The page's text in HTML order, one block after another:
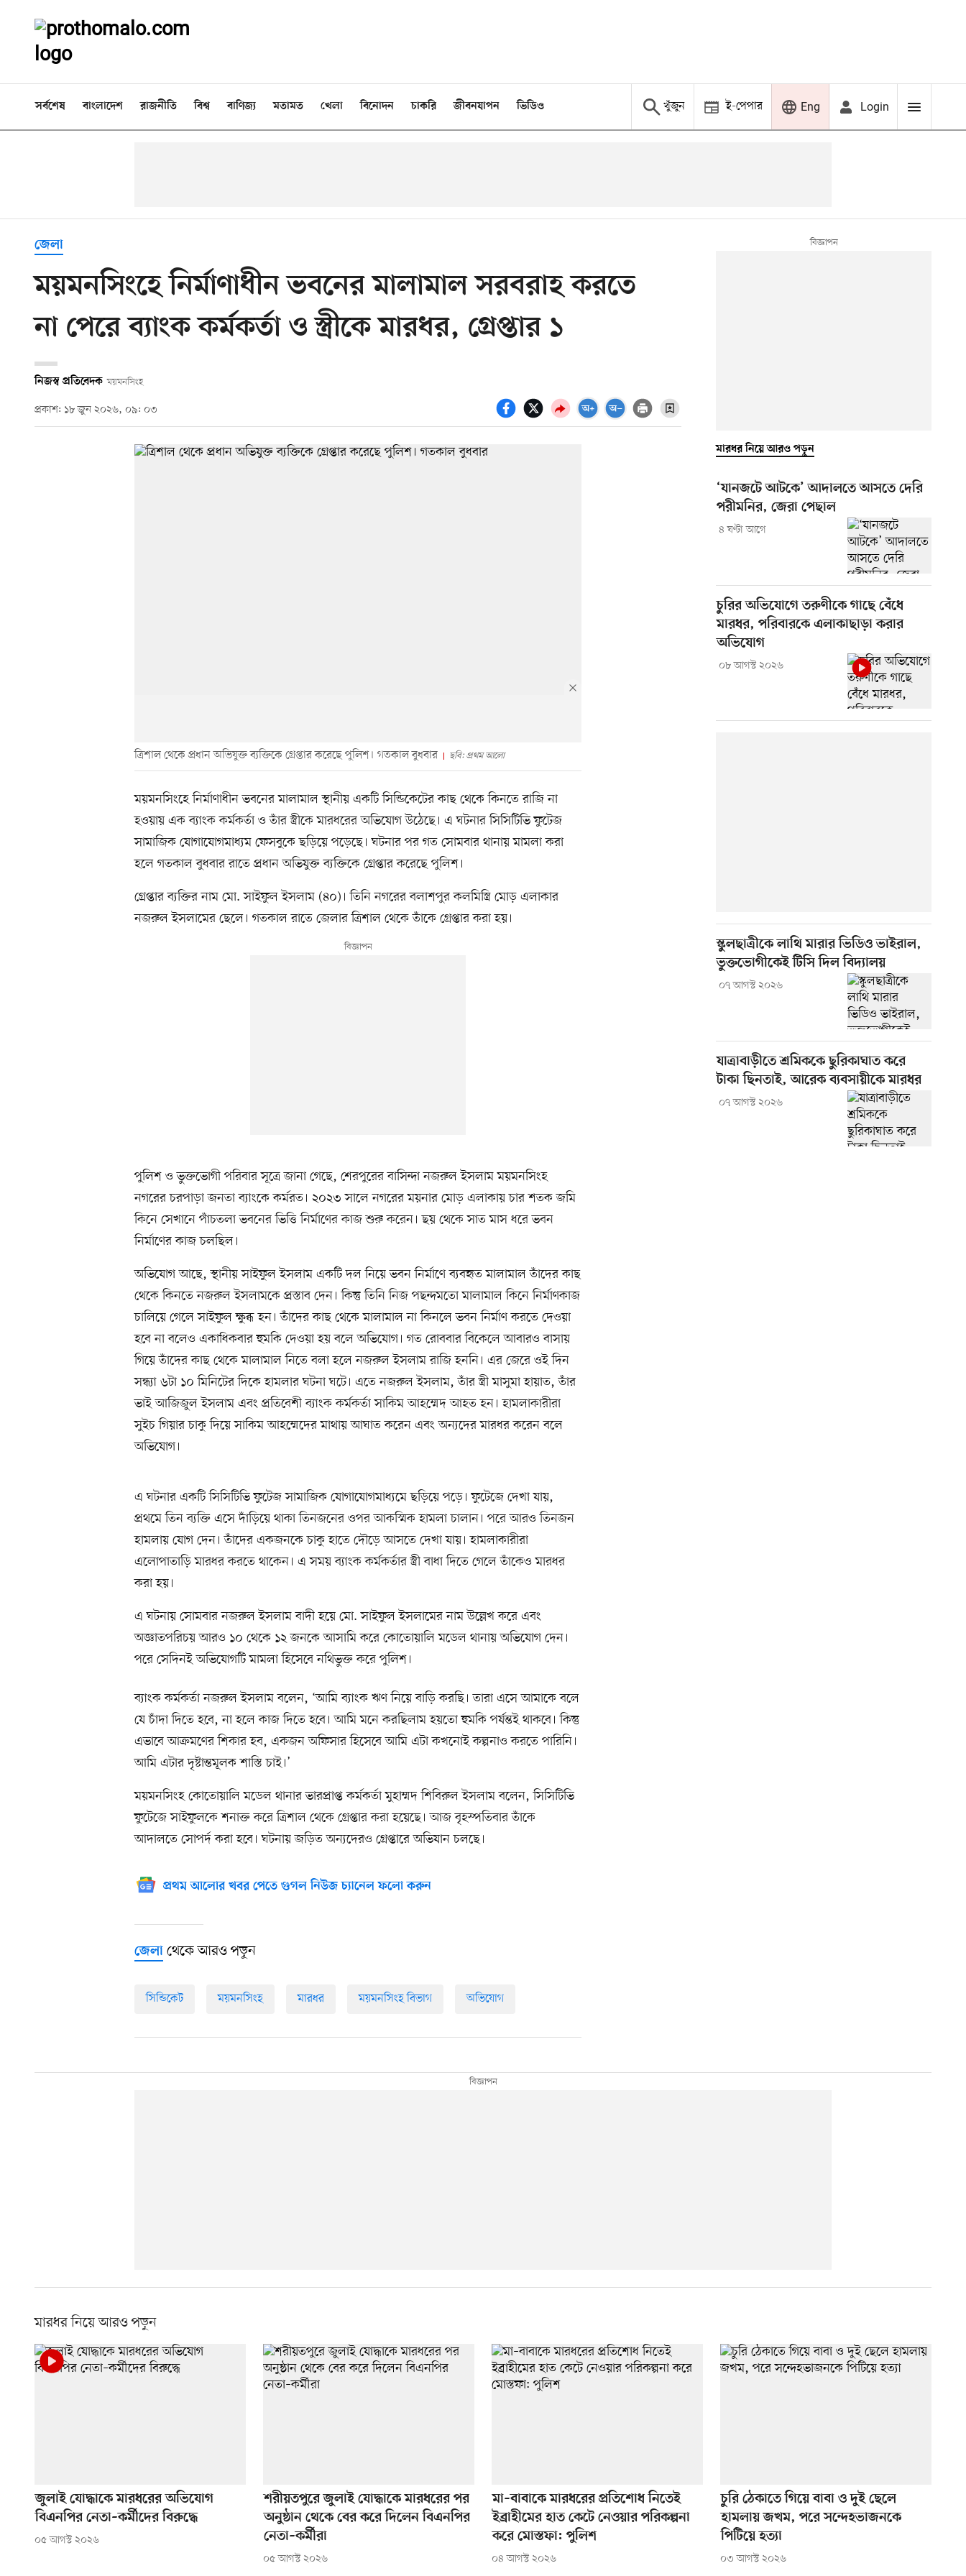
সর্বশেষ বাংলাদেশ রাজনীতি বিশ্ব বাণিজ্য মতামত খেলা বিনোদন চাকরি জীবনযাপন ভিডিও খুঁজুন ই-পেপার Eng Login
জেলা
ময়মনসিংহে নির্মাণাধীন ভবনের মালামাল সরবরাহ করতে
না পেরে ব্যাংক কর্মকর্তা ও স্ত্রীকে মারধর, গ্রেপ্তার ১
নিজস্ব প্রতিবেদক ময়মনসিংহ
প্রকাশ: ১৮ জুন ২০২৬, ০৯: ০৩
ত্রিশাল থেকে প্রধান অভিযুক্ত ব্যক্তিকে গ্রেপ্তার করেছে পুলিশ। গতকাল বুধবার ছবি: প্রথম আলো
ময়মনসিংহে নির্মাণাধীন ভবনের মালামাল স্থানীয় একটি সিন্ডিকেটের কাছ থেকে কিনতে রাজি না
হওয়ায় এক ব্যাংক কর্মকর্তা ও তাঁর স্ত্রীকে মারধরের অভিযোগ উঠেছে। এ ঘটনার সিসিটিভি ফুটেজ
সামাজিক যোগাযোগমাধ্যম ফেসবুকে ছড়িয়ে পড়েছে। ঘটনার পর গত সোমবার থানায় মামলা করা
হলে গতকাল বুধবার রাতে প্রধান অভিযুক্ত ব্যক্তিকে গ্রেপ্তার করেছে পুলিশ।
গ্রেপ্তার ব্যক্তির নাম মো. সাইফুল ইসলাম (৪০)। তিনি নগরের বলাশপুর কলমিস্ত্রি মোড় এলাকার
নজরুল ইসলামের ছেলে। গতকাল রাতে জেলার ত্রিশাল থেকে তাঁকে গ্রেপ্তার করা হয়।
পুলিশ ও ভুক্তভোগী পরিবার সূত্রে জানা গেছে, শেরপুরের বাসিন্দা নজরুল ইসলাম ময়মনসিংহ
নগরের চরপাড়া জনতা ব্যাংকে কর্মরত। ২০২৩ সালে নগরের ময়নার মোড় এলাকায় চার শতক জমি
কিনে সেখানে পাঁচতলা ভবনের ভিত্তি নির্মাণের কাজ শুরু করেন। ছয় থেকে সাত মাস ধরে ভবন
নির্মাণের কাজ চলছিল।
অভিযোগ আছে, স্থানীয় সাইফুল ইসলাম একটি দল নিয়ে ভবন নির্মাণে ব্যবহৃত মালামাল তাঁদের কাছ
থেকে কিনতে নজরুল ইসলামকে প্রস্তাব দেন। কিন্তু তিনি নিজ পছন্দমতো মালামাল কিনে নির্মাণকাজ
চালিয়ে গেলে সাইফুল ক্ষুব্ধ হন। তাঁদের কাছ থেকে মালামাল না কিনলে ভবন নির্মাণ করতে দেওয়া
হবে না বলেও একাধিকবার হুমকি দেওয়া হয় বলে অভিযোগ। গত রোববার বিকেলে আবারও বাসায়
গিয়ে তাঁদের কাছ থেকে মালামাল নিতে বলা হলে নজরুল ইসলাম রাজি হননি। এর জেরে ওই দিন
সন্ধ্যা ৬টা ১০ মিনিটের দিকে হামলার ঘটনা ঘটে। এতে নজরুল ইসলাম, তাঁর স্ত্রী মাসুমা হায়াত, তাঁর
ভাই আজিজুল ইসলাম এবং প্রতিবেশী ব্যাংক কর্মকর্তা সাকিম আহম্মেদ আহত হন। হামলাকারীরা
সুইচ গিয়ার চাকু দিয়ে সাকিম আহম্মেদের মাথায় আঘাত করেন এবং অন্যদের মারধর করেন বলে
অভিযোগ।
এ ঘটনার একটি সিসিটিভি ফুটেজ সামাজিক যোগাযোগমাধ্যমে ছড়িয়ে পড়ে। ফুটেজে দেখা যায়,
প্রথমে তিন ব্যক্তি এসে দাঁড়িয়ে থাকা তিনজনের ওপর আকস্মিক হামলা চালান। পরে আরও তিনজন
হামলায় যোগ দেন। তাঁদের একজনকে চাকু হাতে দৌড়ে আসতে দেখা যায়। হামলাকারীরা
এলোপাতাড়ি মারধর করতে থাকেন। এ সময় ব্যাংক কর্মকর্তার স্ত্রী বাধা দিতে গেলে তাঁকেও মারধর
করা হয়।
এ ঘটনায় সোমবার নজরুল ইসলাম বাদী হয়ে মো. সাইফুল ইসলামের নাম উল্লেখ করে এবং
অজ্ঞাতপরিচয় আরও ১০ থেকে ১২ জনকে আসামি করে কোতোয়ালি মডেল থানায় অভিযোগ দেন।
পরে সেদিনই অভিযোগটি মামলা হিসেবে নথিভুক্ত করে পুলিশ।
ব্যাংক কর্মকর্তা নজরুল ইসলাম বলেন, ‘আমি ব্যাংক ঋণ নিয়ে বাড়ি করছি। তারা এসে আমাকে বলে
যে চাঁদা দিতে হবে, না হলে কাজ দিতে হবে। আমি মনে করছিলাম হয়তো হুমকি পর্যন্তই থাকবে। কিন্তু
এভাবে আক্রমণের শিকার হব, একজন অফিসার হিসেবে আমি এটা কখনোই কল্পনাও করতে পারিনি।
আমি এটার দৃষ্টান্তমূলক শাস্তি চাই।’
ময়মনসিংহ কোতোয়ালি মডেল থানার ভারপ্রাপ্ত কর্মকর্তা মুহাম্মদ শিবিরুল ইসলাম বলেন, সিসিটিভি
ফুটেজে সাইফুলকে শনাক্ত করে ত্রিশাল থেকে গ্রেপ্তার করা হয়েছে। আজ বৃহস্পতিবার তাঁকে
আদালতে সোপর্দ করা হবে। ঘটনায় জড়িত অন্যদেরও গ্রেপ্তারে অভিযান চলছে।
প্রথম আলোর খবর পেতে গুগল নিউজ চ্যানেল ফলো করুন
জেলা থেকে আরও পড়ুন
সিন্ডিকেট ময়মনসিংহ মারধর ময়মনসিংহ বিভাগ অভিযোগ
মারধর নিয়ে আরও পড়ুন
‘যানজটে আটকে’ আদালতে আসতে দেরি
পরীমনির, জেরা পেছাল
৪ ঘণ্টা আগে
চুরির অভিযোগে তরুণীকে গাছে বেঁধে
মারধর, পরিবারকে এলাকাছাড়া করার
অভিযোগ
০৮ আগস্ট ২০২৬
স্কুলছাত্রীকে লাথি মারার ভিডিও ভাইরাল,
ভুক্তভোগীকেই টিসি দিল বিদ্যালয়
০৭ আগস্ট ২০২৬
যাত্রাবাড়ীতে শ্রমিককে ছুরিকাঘাত করে
টাকা ছিনতাই, আরেক ব্যবসায়ীকে মারধর
০৭ আগস্ট ২০২৬
মারধর নিয়ে আরও পড়ুন
জুলাই যোদ্ধাকে মারধরের অভিযোগ
বিএনপির নেতা–কর্মীদের বিরুদ্ধে
০৫ আগস্ট ২০২৬
শরীয়তপুরে জুলাই যোদ্ধাকে মারধরের পর
অনুষ্ঠান থেকে বের করে দিলেন বিএনপির
নেতা–কর্মীরা
০৫ আগস্ট ২০২৬
মা–বাবাকে মারধরের প্রতিশোধ নিতেই
ইব্রাহীমের হাত কেটে নেওয়ার পরিকল্পনা
করে মোস্তফা: পুলিশ
০৪ আগস্ট ২০২৬
চুরি ঠেকাতে গিয়ে বাবা ও দুই ছেলে
হামলায় জখম, পরে সন্দেহভাজনকে
পিটিয়ে হত্যা
০৩ আগস্ট ২০২৬